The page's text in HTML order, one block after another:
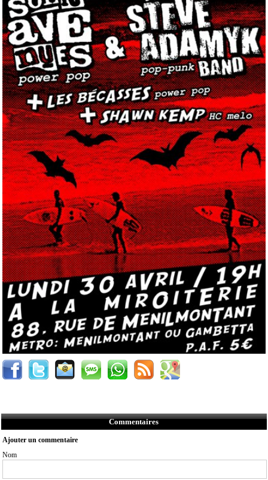
Commentaires
Ajouter un commentaire
Nom